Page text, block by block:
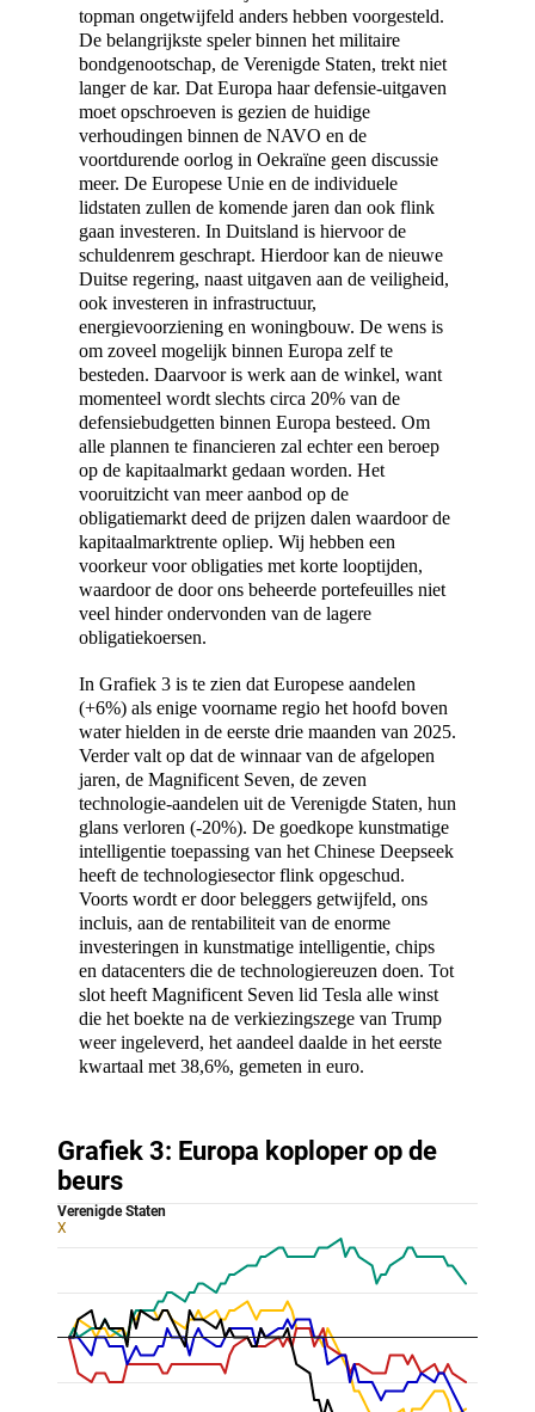
topman ongetwijfeld anders hebben voorgesteld.
De belangrijkste speler binnen het militaire
bondgenootschap, de Verenigde Staten, trekt niet
langer de kar. Dat Europa haar defensie-uitgaven
moet opschroeven is gezien de huidige
verhoudingen binnen de NAVO en de
voortdurende oorlog in Oekraïne geen discussie
meer. De Europese Unie en de individuele
lidstaten zullen de komende jaren dan ook flink
gaan investeren. In Duitsland is hiervoor de
schuldenrem geschrapt. Hierdoor kan de nieuwe
Duitse regering, naast uitgaven aan de veiligheid,
ook investeren in infrastructuur,
energievoorziening en woningbouw. De wens is
om zoveel mogelijk binnen Europa zelf te
besteden. Daarvoor is werk aan de winkel, want
momenteel wordt slechts circa 20% van de
defensiebudgetten binnen Europa besteed. Om
alle plannen te financieren zal echter een beroep
op de kapitaalmarkt gedaan worden. Het
vooruitzicht van meer aanbod op de
obligatiemarkt deed de prijzen dalen waardoor de
kapitaalmarktrente opliep. Wij hebben een
voorkeur voor obligaties met korte looptijden,
waardoor de door ons beheerde portefeuilles niet
veel hinder ondervonden van de lagere
obligatiekoersen.
In Grafiek 3 is te zien dat Europese aandelen
(+6%) als enige voorname regio het hoofd boven
water hielden in de eerste drie maanden van 2025.
Verder valt op dat de winnaar van de afgelopen
jaren, de Magnificent Seven, de zeven
technologie-aandelen uit de Verenigde Staten, hun
glans verloren (-20%). De goedkope kunstmatige
intelligentie toepassing van het Chinese Deepseek
heeft de technologiesector flink opgeschud.
Voorts wordt er door beleggers getwijfeld, ons
incluis, aan de rentabiliteit van de enorme
investeringen in kunstmatige intelligentie, chips
en datacenters die de technologiereuzen doen. Tot
slot heeft Magnificent Seven lid Tesla alle winst
die het boekte na de verkiezingszege van Trump
weer ingeleverd, het aandeel daalde in het eerste
kwartaal met 38,6%, gemeten in euro.